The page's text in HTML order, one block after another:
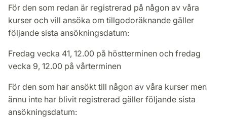
För den som redan är registrerad på någon av våra
kurser och vill ansöka om tillgodoräknande gäller
följande sista ansökningsdatum:
Fredag vecka 41, 12.00 på höstterminen och fredag
vecka 9, 12.00 på vårterminen
För den som har ansökt till någon av våra kurser men
ännu inte har blivit registrerad gäller följande sista
ansökningsdatum: